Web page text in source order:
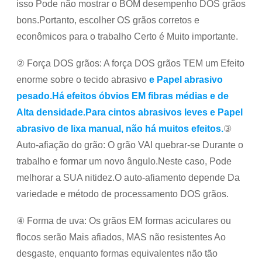
isso Pode não mostrar o BOM desempenho DOS grãos
bons.Portanto, escolher OS grãos corretos e
econômicos para o trabalho Certo é Muito importante.
② Força DOS grãos: A força DOS grãos TEM um Efeito
enorme sobre o tecido abrasivo e Papel abrasivo
pesado.Há efeitos óbvios EM fibras médias e de
Alta densidade.Para cintos abrasivos leves e Papel
abrasivo de lixa manual, não há muitos efeitos.③
Auto-afiação do grão: O grão VAI quebrar-se Durante o
trabalho e formar um novo ângulo.Neste caso, Pode
melhorar a SUA nitidez.O auto-afiamento depende Da
variedade e método de processamento DOS grãos.
④ Forma de uva: Os grãos EM formas aciculares ou
flocos serão Mais afiados, MAS não resistentes Ao
desgaste, enquanto formas equivalentes não tão